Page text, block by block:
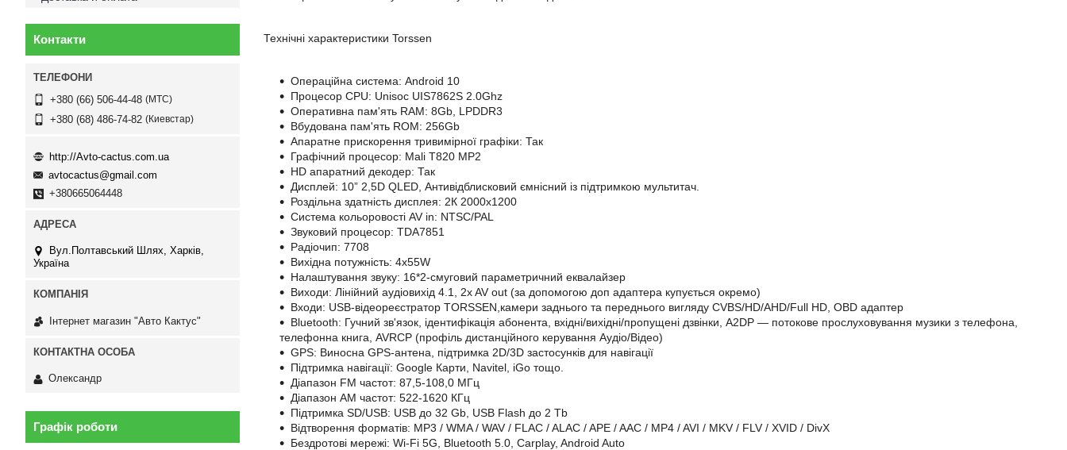
Технічні характеристики Torssen
Операційна система: Android 10
Процесор CPU: Unisoc UIS7862S 2.0Ghz
Оперативна пам'ять RAM: 8Gb, LPDDR3
Вбудована пам'ять ROM: 256Gb
Апаратне прискорення тривимірної графіки: Так
Графічний процесор: Mali T820 MP2
HD апаратний декодер: Так
Дисплей: 10” 2,5D QLED, Антивідблисковий ємнісний із підтримкою мультитач.
Роздільна здатність дисплея: 2К 2000х1200
Система кольоровості AV in: NTSC/PAL
Звуковий процесор: TDA7851
Радіочип: 7708
Вихідна потужність: 4х55W
Налаштування звуку: 16*2-смуговий параметричний еквалайзер
Виходи: Лінійний аудіовихід 4.1, 2x AV out (за допомогою доп адаптера купується окремо)
Входи: USB-відеореєстратор TORSSEN,камери заднього та переднього вигляду CVBS/HD/AHD/Full HD, OBD адаптер
Bluetooth: Гучний зв'язок, ідентифікація абонента, вхідні/вихідні/пропущені дзвінки, A2DP — потокове прослуховування музики з телефона,
телефонна книга, AVRCP (профіль дистанційного керування Аудіо/Відео)
GPS: Виносна GPS-антена, підтримка 2D/3D застосунків для навігації
Підтримка навігації: Google Карти, Navitel, iGo тощо.
Діапазон FM частот: 87,5-108,0 МГц
Діапазон АМ частот: 522-1620 КГц
Підтримка SD/USB: USB до 32 Gb, USB Flash до 2 Tb
Відтворення форматів: MP3 / WMA / WAV / FLAC / ALAC / APE / AAC / MP4 / AVI / MKV / FLV / XVID / DivX
Бездротові мережі: Wi-Fi 5G, Bluetooth 5.0, Carplay, Android Auto
Контакти
+380 (66) 506-44-48 МТС
+380 (68) 486-74-82 Киевстар
http://Avto-cactus.com.ua
avtocactus@gmail.com
+380665064448
Вул.Полтавський Шлях, Харків,
Україна
Інтернет магазин "Авто Кактус"
Олександр
Графік роботи